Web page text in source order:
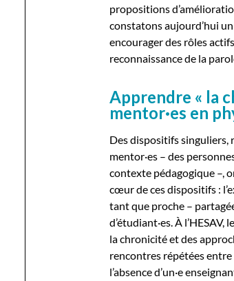
propositions
constatons aujourd’hui
encourager des rôles
reconnaissance de la
Apprendre « la
mentor·es en
Des dispositifs singuliers,
mentor·es – des
contexte pédagogique –,
cœur de ces dispositifs :
tant que proche –
d’étudiant·es. À
la chronicité et des
rencontres répétées entre
l’absence d’un·e